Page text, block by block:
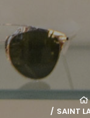
SAINT